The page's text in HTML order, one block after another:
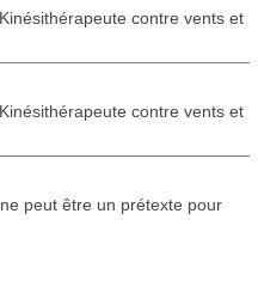
contre vents et
contre vents et
peut être un prétexte pour